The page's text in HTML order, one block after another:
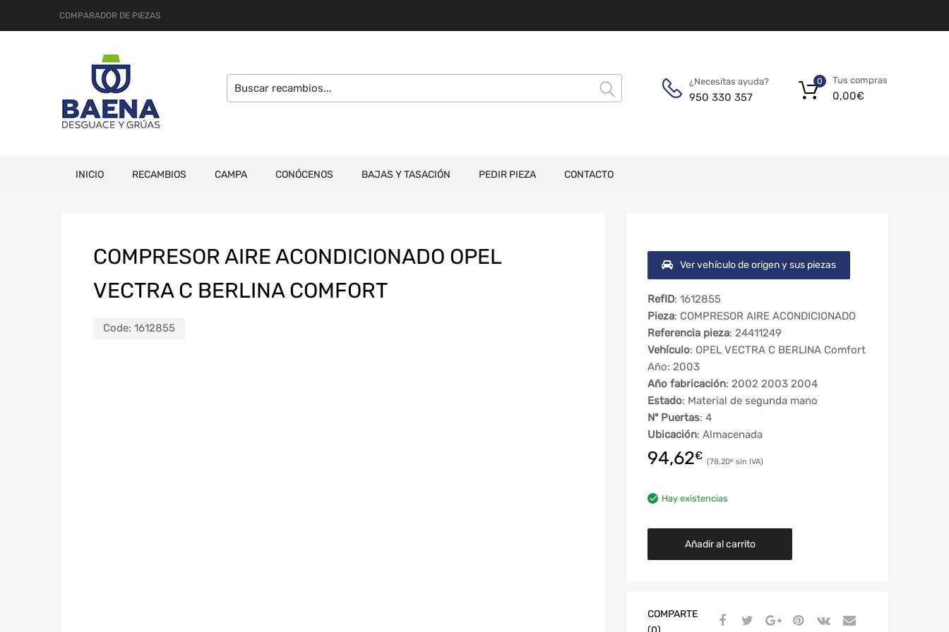
COMPARADOR DE PIEZAS
¿Necesitas ayuda?
950 330 357
Tus compras
0,00€
0
INICIO RECAMBIOS CAMPA CONÓCENOS BAJAS Y TASACIÓN PEDIR PIEZA CONTACTO
COMPRESOR AIRE ACONDICIONADO OPEL
VECTRA C BERLINA COMFORT
Code: 1612855
Ver vehículo de origen y sus piezas
RefID: 1612855
Pieza: COMPRESOR AIRE ACONDICIONADO
Referencia pieza: 24411249
Vehículo: OPEL VECTRA C BERLINA Comfort
Año: 2003
Año fabricación: 2002 2003 2004
Estado: Material de segunda mano
Nº Puertas: 4
Ubicación: Almacenada
94,62€ 78,20€
Hay existencias
Añadir al carrito
COMPARTE
(0)